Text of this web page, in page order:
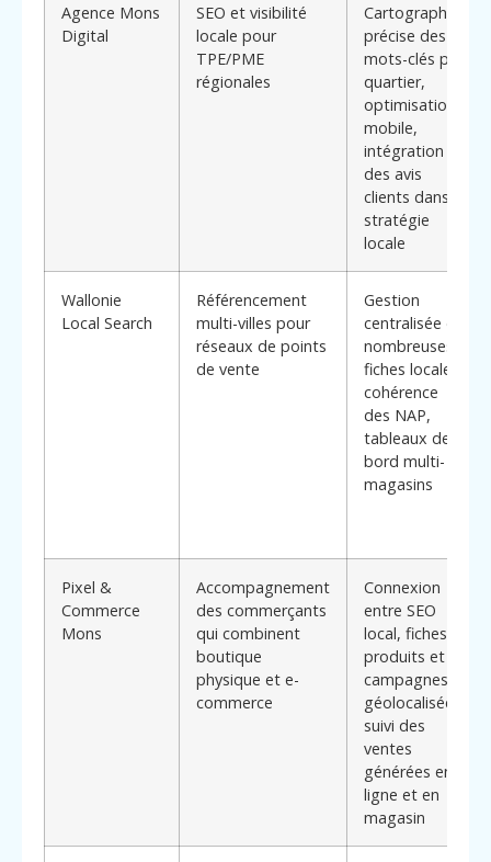
Agence Mons
Digital
SEO et visibilité
locale pour
TPE/PME
régionales
Cartographie
précise des
mots-clés par
quartier,
optimisation
mobile,
intégration
des avis
clients dans la
stratégie
locale
Wallonie
Local Search
Référencement
multi-villes pour
réseaux de points
de vente
Gestion
centralisée de
nombreuses
fiches locales,
cohérence
des NAP,
tableaux de
bord multi-
magasins
Pixel &
Commerce
Mons
Accompagnement
des commerçants
qui combinent
boutique
physique et e-
commerce
Connexion
entre SEO
local, fiches
produits et
campagnes
géolocalisées,
suivi des
ventes
générées en
ligne et en
magasin